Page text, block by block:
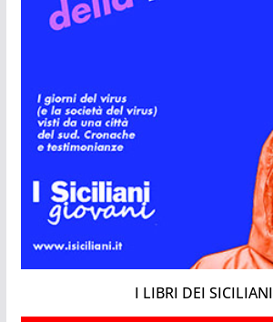
I LIBRI DEI SICILIANI